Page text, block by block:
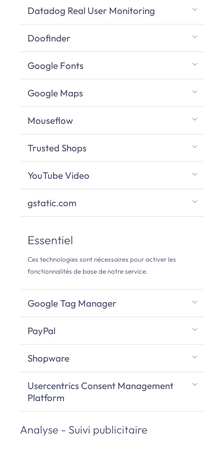
Datadog Real User Monitoring
Doofinder
Google Fonts
Google Maps
Mouseflow
Trusted Shops
YouTube Video
gstatic.com
Essentiel
Ces technologies sont nécessaires pour activer les
fonctionnalités de base de notre service.
Google Tag Manager
PayPal
Shopware
Usercentrics Consent Management
Platform
Analyse - Suivi publicitaire